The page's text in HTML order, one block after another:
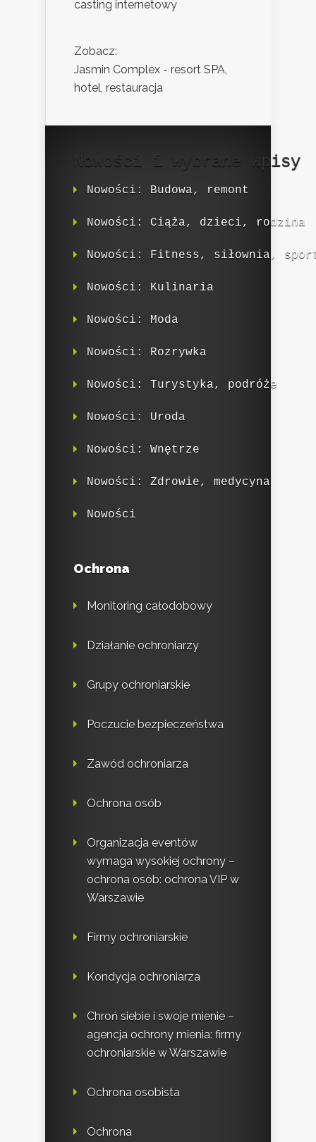
casting internetowy
Zobacz:
Jasmin Complex - resort SPA,
hotel, restauracja
Nowości i wybrane wpisy
Nowości: Budowa, remont
Nowości: Ciąża, dzieci, rodzina
Nowości: Fitness, siłownia,
Nowości: Kulinaria
Nowości: Moda
Nowości: Rozrywka
Nowości: Turystyka, podróże
Nowości: Uroda
Nowości: Wnętrze
Nowości: Zdrowie, medycyna
Nowości
Ochrona
Monitoring całodobowy
Działanie ochroniarzy
Grupy ochroniarskie
Poczucie bezpieczeństwa
Zawód ochroniarza
Ochrona osób
Organizacja eventów
wymaga wysokiej ochrony –
ochrona osób: ochrona VIP w
Warszawie
Firmy ochroniarskie
Kondycja ochroniarza
Chroń siebie i swoje mienie –
agencja ochrony mienia: firmy
ochroniarskie w Warszawie
Ochrona osobista
Ochrona